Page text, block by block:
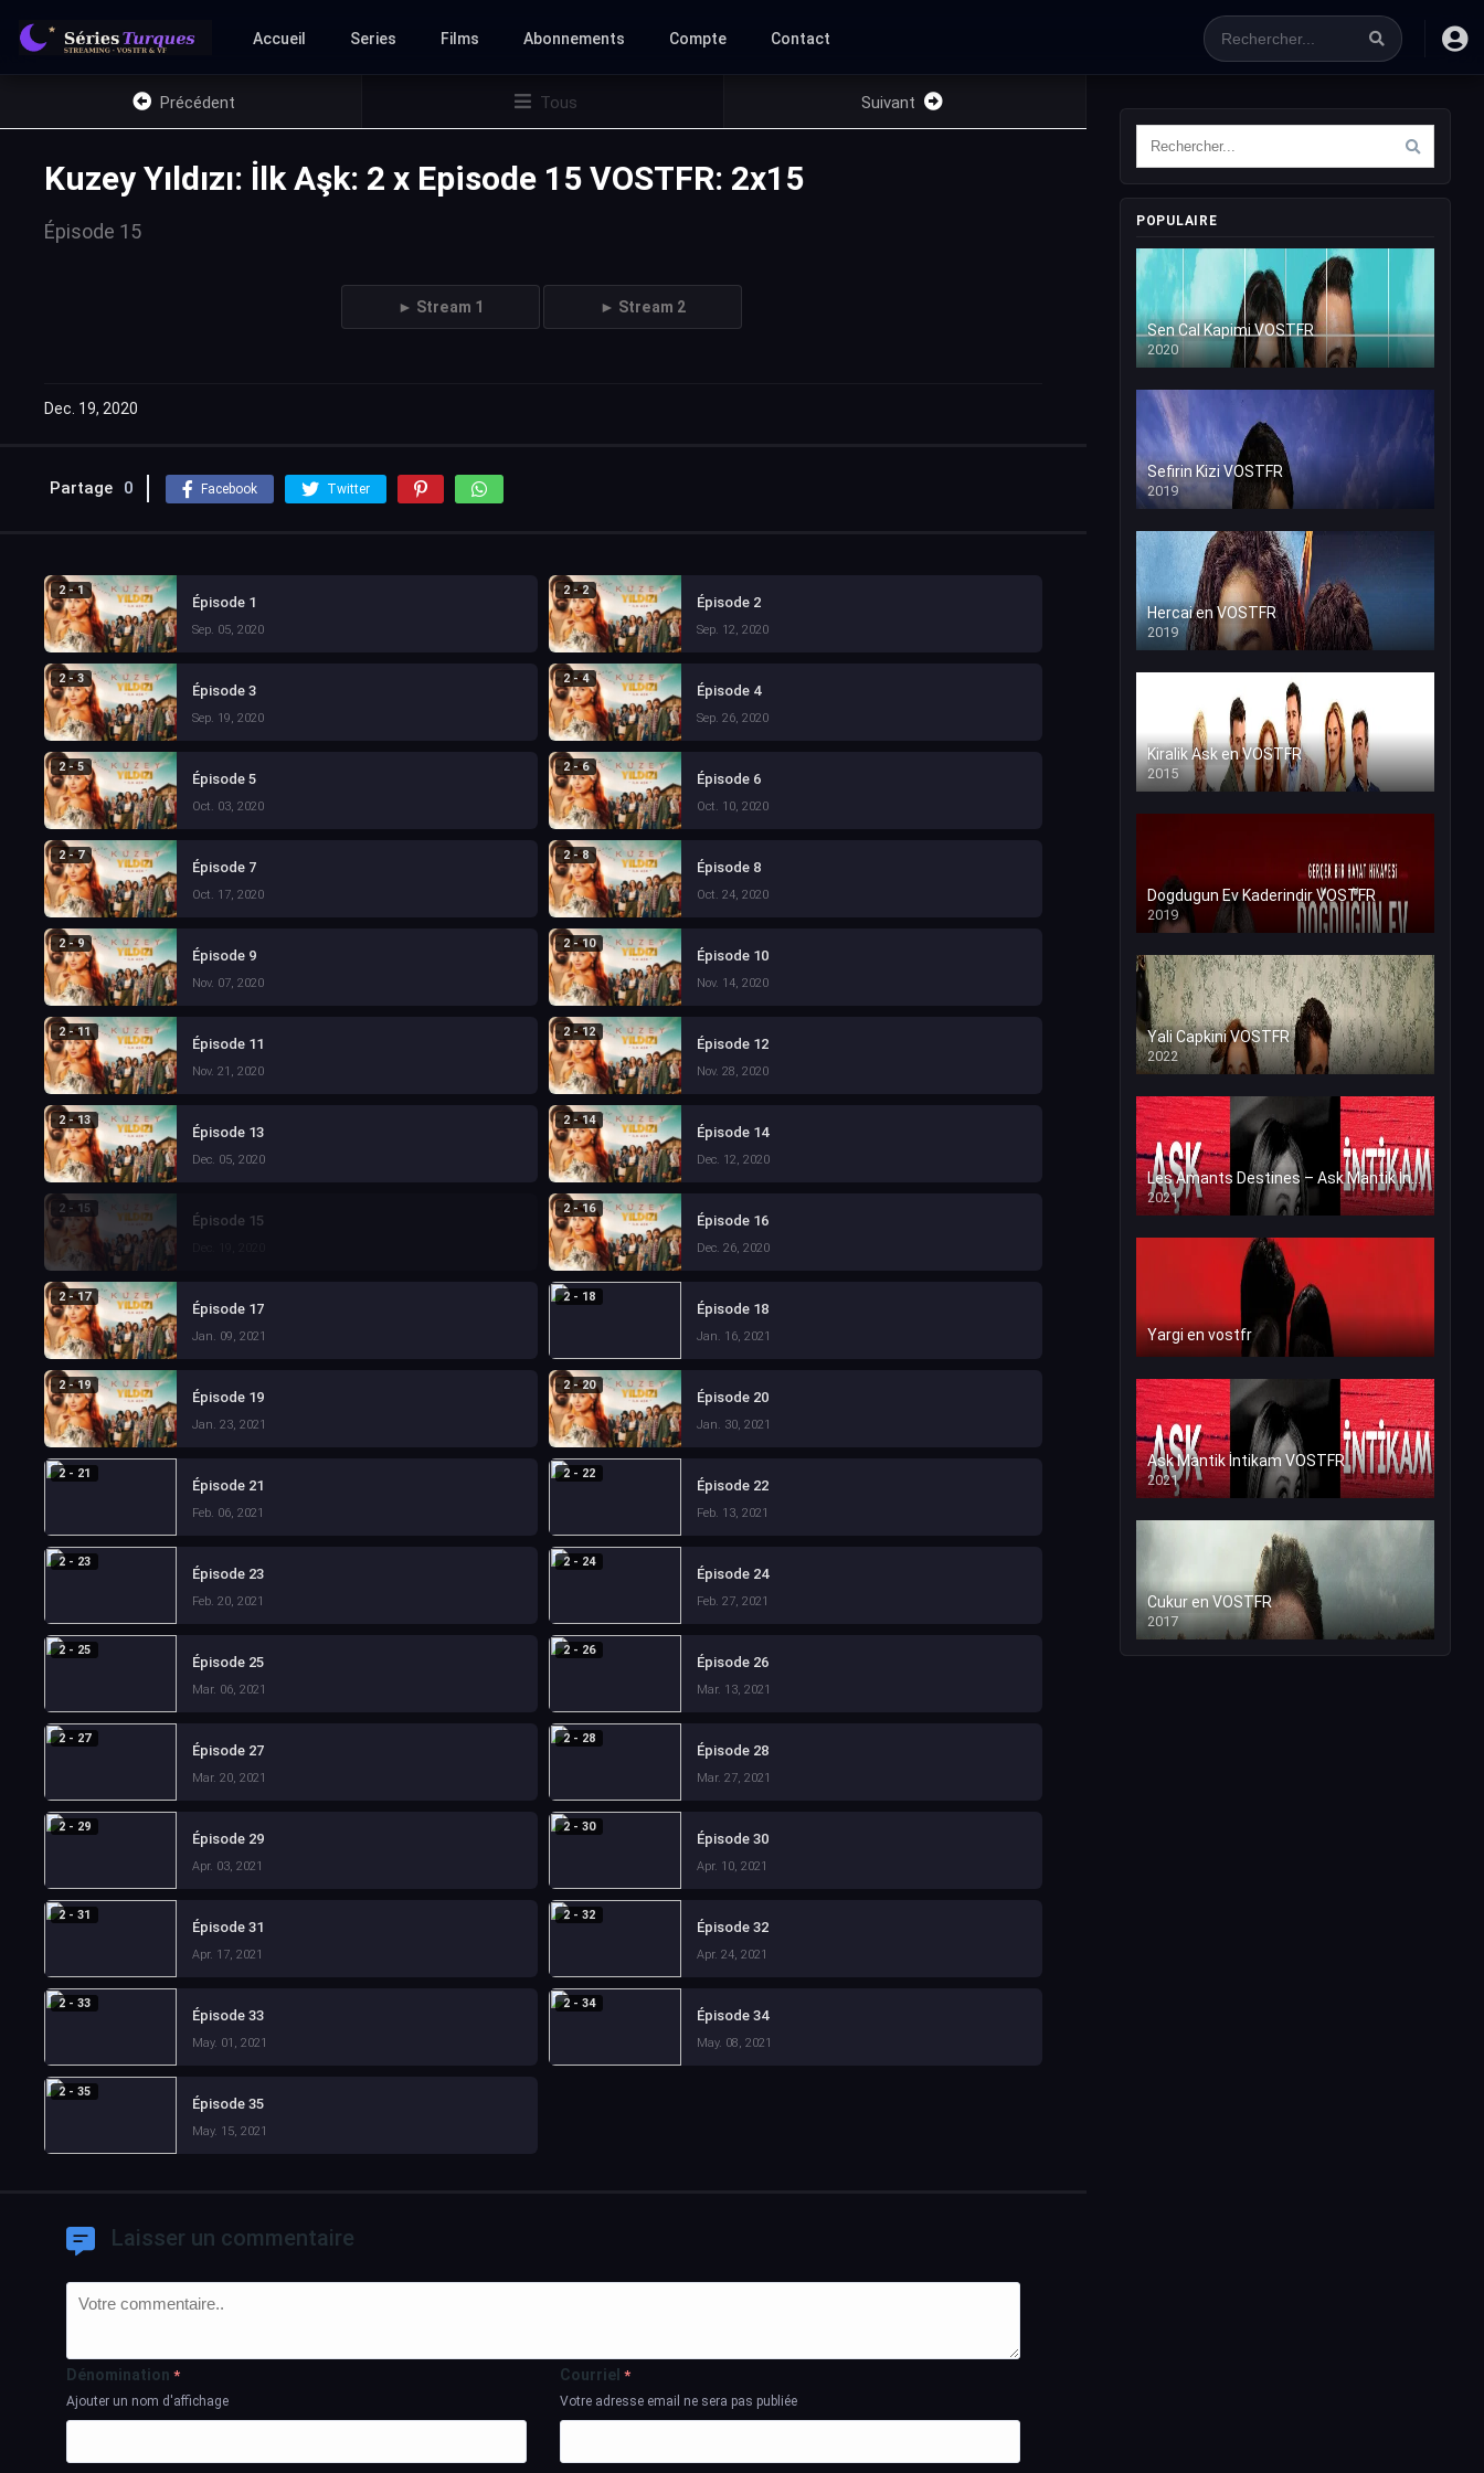
Accueil Series Films Abonnements Compte Contact
Précédent Tous Suivant
Kuzey Yıldızı: İlk Aşk: 2 x Episode 15 VOSTFR: 2x15
Épisode 15
► Stream 1 ► Stream 2
Dec. 19, 2020
Partage 0 Facebook Twitter
2 - 1
Épisode 1
Sep. 05, 2020
2 - 2
Épisode 2
Sep. 12, 2020
2 - 3
Épisode 3
Sep. 19, 2020
2 - 4
Épisode 4
Sep. 26, 2020
2 - 5
Épisode 5
Oct. 03, 2020
2 - 6
Épisode 6
Oct. 10, 2020
2 - 7
Épisode 7
Oct. 17, 2020
2 - 8
Épisode 8
Oct. 24, 2020
2 - 9
Épisode 9
Nov. 07, 2020
2 - 10
Épisode 10
Nov. 14, 2020
2 - 11
Épisode 11
Nov. 21, 2020
2 - 12
Épisode 12
Nov. 28, 2020
2 - 13
Épisode 13
Dec. 05, 2020
2 - 14
Épisode 14
Dec. 12, 2020
2 - 15
Épisode 15
2 - 16
Épisode 16
Dec. 26, 2020
2 - 17
Épisode 17
Jan. 09, 2021
2 - 18
Épisode 18
Jan. 16, 2021
2 - 19
Épisode 19
Jan. 23, 2021
2 - 20
Épisode 20
Jan. 30, 2021
2 - 21
Épisode 21
Feb. 06, 2021
2 - 22
Épisode 22
Feb. 13, 2021
2 - 23
Épisode 23
Feb. 20, 2021
2 - 24
Épisode 24
Feb. 27, 2021
2 - 25
Épisode 25
Mar. 06, 2021
2 - 26
Épisode 26
Mar. 13, 2021
2 - 27
Épisode 27
Mar. 20, 2021
2 - 28
Épisode 28
Mar. 27, 2021
2 - 29
Épisode 29
Apr. 03, 2021
2 - 30
Épisode 30
Apr. 10, 2021
2 - 31
Épisode 31
Apr. 17, 2021
2 - 32
Épisode 32
Apr. 24, 2021
2 - 33
Épisode 33
May. 01, 2021
2 - 34
Épisode 34
May. 08, 2021
2 - 35
Épisode 35
May. 15, 2021
Laisser un commentaire
Dénomination *
Ajouter un nom d'affichage
Courriel *
Votre adresse email ne sera pas publiée
POPULAIRE
Sen Cal Kapimi VOSTFR
2020
Sefirin Kizi VOSTFR
2019
Hercai en VOSTFR
2019
Kiralik Ask en VOSTFR
2015
Dogdugun Ev Kaderindir VOSTFR
2019
Yali Capkini VOSTFR
2022
Les Amants Destines – Ask Mantik İntikam en VF (Voix Francaise)
2021
Yargi en vostfr
Ask Mantik İntikam VOSTFR
2021
Cukur en VOSTFR
2017